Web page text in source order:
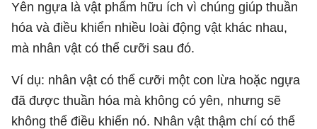
Yên ngựa là vật phẩm hữu ích vì chúng giúp thuần
hóa và điều khiển nhiều loài động vật khác nhau,
mà nhân vật có thể cưỡi sau đó.
Ví dụ: nhân vật có thể cưỡi một con lừa hoặc ngựa
đã được thuần hóa mà không có yên, nhưng sẽ
không thể điều khiển nó. Nhân vật thậm chí có thể